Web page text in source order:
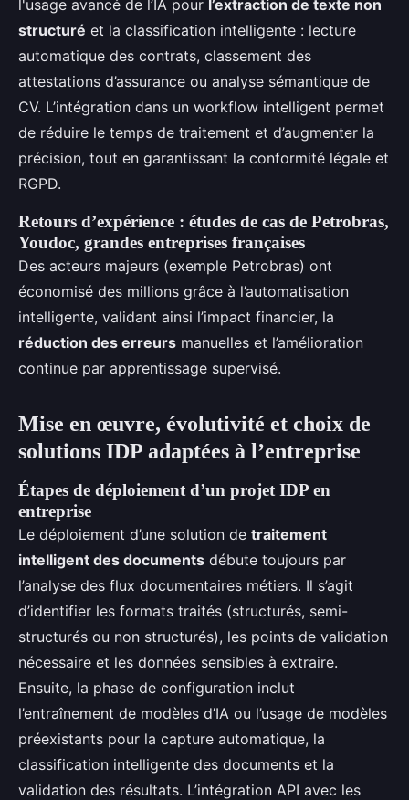
l'usage avancé de l’IA pour l’extraction de texte non
structuré et la classification intelligente : lecture
automatique des contrats, classement des
attestations d’assurance ou analyse sémantique de
CV. L’intégration dans un workflow intelligent permet
de réduire le temps de traitement et d’augmenter la
précision, tout en garantissant la conformité légale et
RGPD.
Retours d’expérience : études de cas de Petrobras,
Youdoc, grandes entreprises françaises
Des acteurs majeurs (exemple Petrobras) ont
économisé des millions grâce à l’automatisation
intelligente, validant ainsi l’impact financier, la
réduction des erreurs manuelles et l’amélioration
continue par apprentissage supervisé.
Mise en œuvre, évolutivité et choix de
solutions IDP adaptées à l’entreprise
Étapes de déploiement d’un projet IDP en
entreprise
Le déploiement d’une solution de traitement
intelligent des documents débute toujours par
l’analyse des flux documentaires métiers. Il s’agit
d’identifier les formats traités (structurés, semi-
structurés ou non structurés), les points de validation
nécessaire et les données sensibles à extraire.
Ensuite, la phase de configuration inclut
l’entraînement de modèles d’IA ou l’usage de modèles
préexistants pour la capture automatique, la
classification intelligente des documents et la
validation des résultats. L’intégration API avec les